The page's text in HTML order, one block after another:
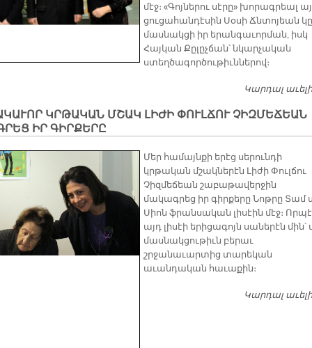
մէջ։ «Գոյներու սէրը» խորագրեալ
ցուցահանդէսին Սօսի Ճնտոյեան կը
մասնակցի իր երանգաւորման, իսկ
Հայկան Քըլըչճան՝ նկարչական
ստեղծագործութիւններով։
Կարդալ
ԿՐԹԱԿԱՆ ՄՇԱԿ ԼԻԺԻ ՓՈՒԼՃՈՒ ՉԻԶՄԵՃԵԱՆ
ԻՐ ԳԻՐՔԵՐԸ
Մեր համայնքի երէց սերունդի
կրթական մշակներէն Լիժի Փուլճու
Չիզմեճեան շաբաթավերջին
մակագրեց իր գիրքերը Նոթրը Տամ
Սիոն ֆրանսական լիսէին մէջ։
այդ լիսէի երիցագոյն սաներէն մին՝
մասնակցութիւն բերաւ
շրջանաւարտից տարեկան
աւանդական հաւաքին։
Կարդալ